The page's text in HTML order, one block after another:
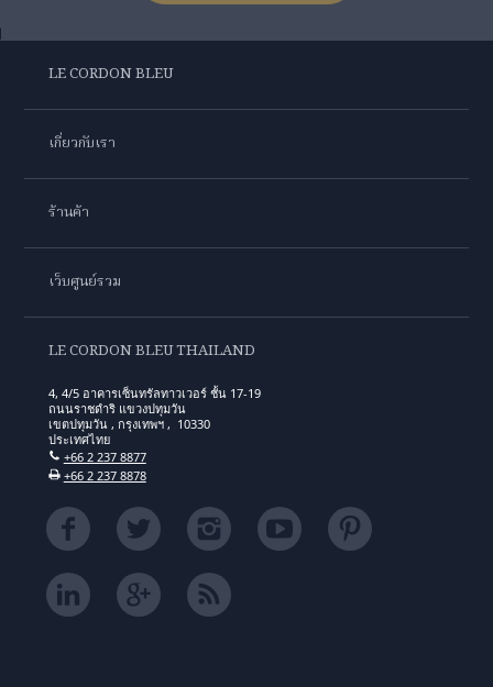
LE CORDON BLEU
เกี่ยวกับเรา
ร้านค้า
เว็บศูนย์รวม
LE CORDON BLEU THAILAND
4, 4/5 อาคารเซ็นทรัลทาวเวอร์ ชั้น 17-19
ถนนราชดำริ แขวงปทุมวัน
เขตปทุมวัน , กรุงเทพฯ , 10330
ประเทศไทย
+66 2 237 8877
+66 2 237 8878